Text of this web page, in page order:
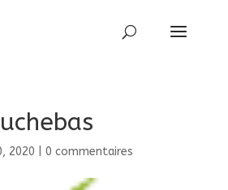
2020 0 commentaires